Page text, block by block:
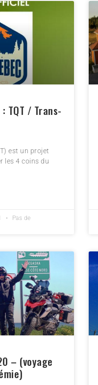
TQT / Trans-
est un projet
les 4 coins du
Pas de
– (voyage